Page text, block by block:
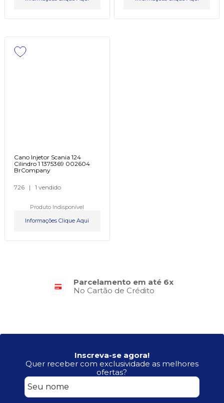
Cano Injetor Scania 124
Cilindro 1 1375369 002604
BrCompany
726 | 1 vendido
Produto Indisponível
Informações Clique Aqui
Parcelamento em até 6x
No Cartão de Crédito
Inscreva-se agora!
Quer receber com exclusividade as melhores
ofertas?